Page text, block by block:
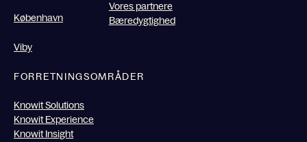
København
Viby
Vores partnere
Bæredygtighed
FORRETNINGSOMRÅDER
Knowit Solutions
Knowit Experience
Knowit Insight